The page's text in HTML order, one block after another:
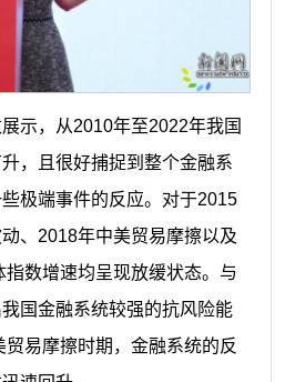
展示，从2010年至2022年我国
，且很好捕捉到整个金融系
极端事件的反应。对于2015
、2018年中美贸易摩擦以及
数增速均呈现放缓状态。与
国金融系统较强的抗风险能
易摩擦时期，金融系统的反